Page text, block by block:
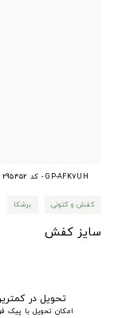
GP-AFK7UH - کد 295452
کفش و کتونی برشکا
سایز کفش
تحویل در
امکان تحویل با پیک